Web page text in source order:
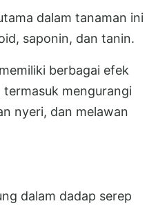
dalam tanaman ini
saponin, dan tanin.
berbagai efek
mengurangi
nyeri, dan melawan
dalam dadap serep